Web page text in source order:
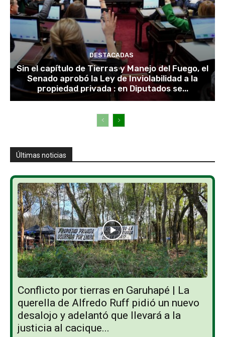
DESTACADAS
Sin el capítulo de Tierras y Manejo del Fuego, el
Senado aprobó la Ley de Inviolabilidad a la
propiedad privada : en Diputados se...
Últimas noticias
Conflicto por tierras en Garuhapé | La
querella de Alfredo Ruff pidió un nuevo
desalojo y adelantó que llevará a la
justicia al cacique...